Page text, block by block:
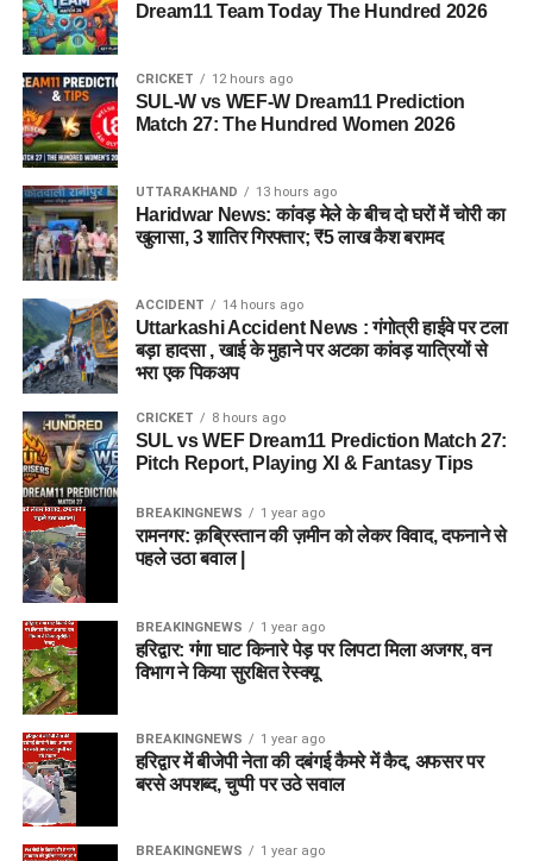
Dream11 Team Today The Hundred 2026
CRICKET 12 hours ago
SUL-W vs WEF-W Dream11 Prediction
Match 27: The Hundred Women 2026
UTTARAKHAND 13 hours ago
Haridwar News: कांवड़ मेले के बीच दो घरों में चोरी का
खुलासा, 3 शातिर गिरफ्तार; ₹5 लाख कैश बरामद
ACCIDENT 14 hours ago
Uttarkashi Accident News : गंगोत्री हाईवे पर टला
बड़ा हादसा , खाई के मुहाने पर अटका कांवड़ यात्रियों से
भरा एक पिकअप
CRICKET 8 hours ago
SUL vs WEF Dream11 Prediction Match 27:
Pitch Report, Playing XI & Fantasy Tips
BREAKINGNEWS 1 year ago
रामनगर: क़ब्रिस्तान की ज़मीन को लेकर विवाद, दफनाने से
पहले उठा बवाल |
BREAKINGNEWS 1 year ago
हरिद्वार: गंगा घाट किनारे पेड़ पर लिपटा मिला अजगर, वन
विभाग ने किया सुरक्षित रेस्क्यू
BREAKINGNEWS 1 year ago
हरिद्वार में बीजेपी नेता की दबंगई कैमरे में कैद, अफसर पर
बरसे अपशब्द, चुप्पी पर उठे सवाल
BREAKINGNEWS 1 year ago